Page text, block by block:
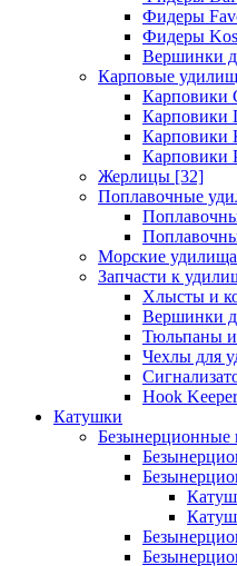
Фидеры
Фидеры
Вершинки
Карповые
Карповики
Карповики
Карповики
Карповики
Жерлицы [32]
Поплавочные
Морские удилища
Запчасти к
Хлысты и
Вершинки
Тюльпаны и
Чехлы для
Hook
Катушки
Безынерционные